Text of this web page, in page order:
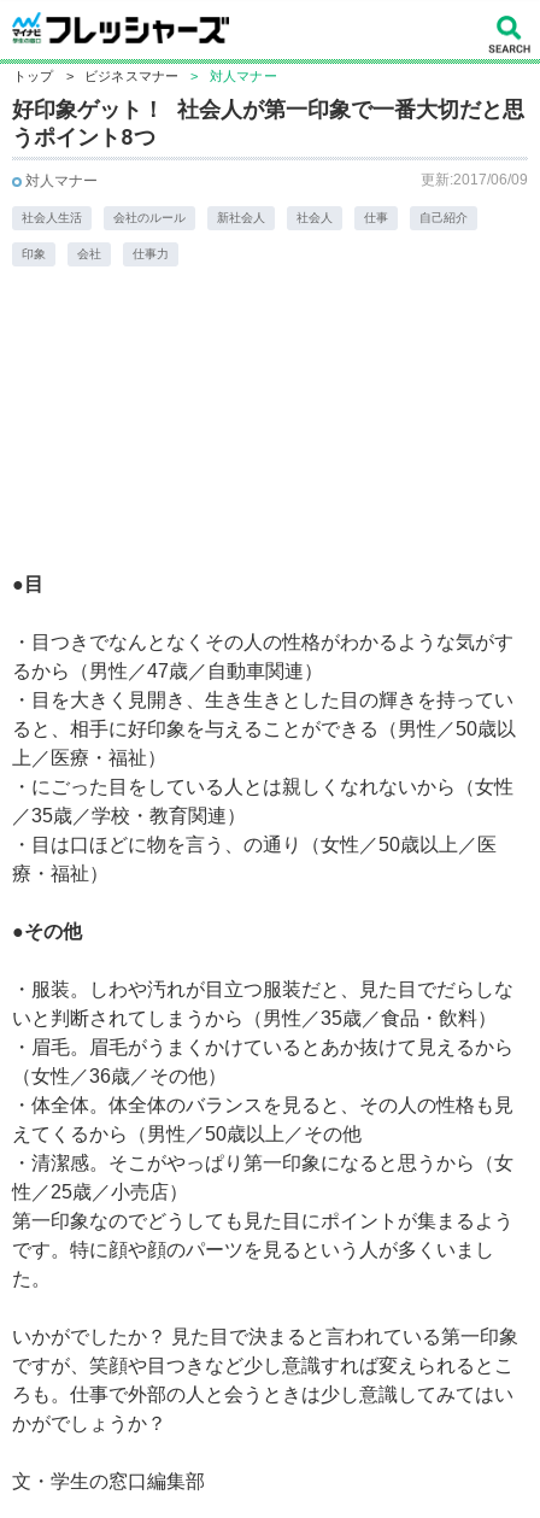
トップ > ビジネスマナー > 対人マナー
好印象ゲット！ 社会人が第一印象で一番大切だと思
うポイント8つ
対人マナー 更新:2017/06/09
社会人生活 会社のルール 新社会人 社会人 仕事 自己紹介
印象 会社 仕事力
●目
・目つきでなんとなくその人の性格がわかるような気がす
るから（男性／47歳／自動車関連）
・目を大きく見開き、生き生きとした目の輝きを持ってい
ると、相手に好印象を与えることができる（男性／50歳以
上／医療・福祉）
・にごった目をしている人とは親しくなれないから（女性
／35歳／学校・教育関連）
・目は口ほどに物を言う、の通り（女性／50歳以上／医
療・福祉）
●その他
・服装。しわや汚れが目立つ服装だと、見た目でだらしな
いと判断されてしまうから（男性／35歳／食品・飲料）
・眉毛。眉毛がうまくかけているとあか抜けて見えるから
（女性／36歳／その他）
・体全体。体全体のバランスを見ると、その人の性格も見
えてくるから（男性／50歳以上／その他
・清潔感。そこがやっぱり第一印象になると思うから（女
性／25歳／小売店）
第一印象なのでどうしても見た目にポイントが集まるよう
です。特に顔や顔のパーツを見るという人が多くいまし
た。
いかがでしたか？ 見た目で決まると言われている第一印象
ですが、笑顔や目つきなど少し意識すれば変えられるとこ
ろも。仕事で外部の人と会うときは少し意識してみてはい
かがでしょうか？
文・学生の窓口編集部